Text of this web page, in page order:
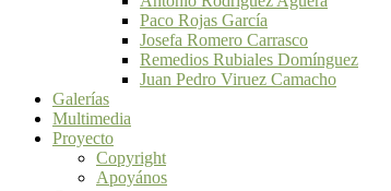
Paco Rojas García
Josefa Romero Carrasco
Remedios Rubiales Domínguez
Juan Pedro Viruez Camacho
Galerías
Multimedia
Proyecto
Copyright
Apoyános